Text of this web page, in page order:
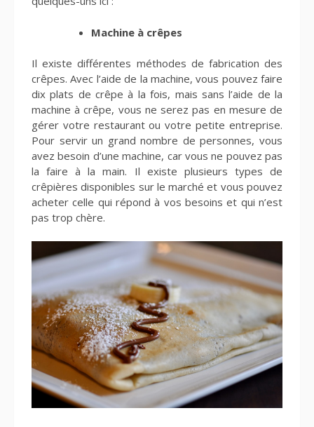
Machine à crêpes
Il existe différentes méthodes de fabrication des
crêpes. Avec l’aide de la machine, vous pouvez faire
dix plats de crêpe à la fois, mais sans l’aide de la
machine à crêpe, vous ne serez pas en mesure de
gérer votre restaurant ou votre petite entreprise.
Pour servir un grand nombre de personnes, vous
avez besoin d’une machine, car vous ne pouvez pas
la faire à la main. Il existe plusieurs types de
crêpières disponibles sur le marché et vous pouvez
acheter celle qui répond à vos besoins et qui n’est
pas trop chère.